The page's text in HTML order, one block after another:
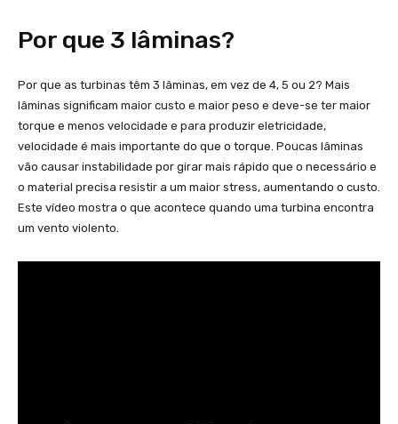
Por que 3 lâminas?
Por que as turbinas têm 3 lâminas, em vez de 4, 5 ou 2? Mais
lâminas significam maior custo e maior peso e deve-se ter maior
torque e menos velocidade e para produzir eletricidade,
velocidade é mais importante do que o torque. Poucas lâminas
vão causar instabilidade por girar mais rápido que o necessário e
o material precisa resistir a um maior stress, aumentando o custo.
Este vídeo mostra o que acontece quando uma turbina encontra
um vento violento.